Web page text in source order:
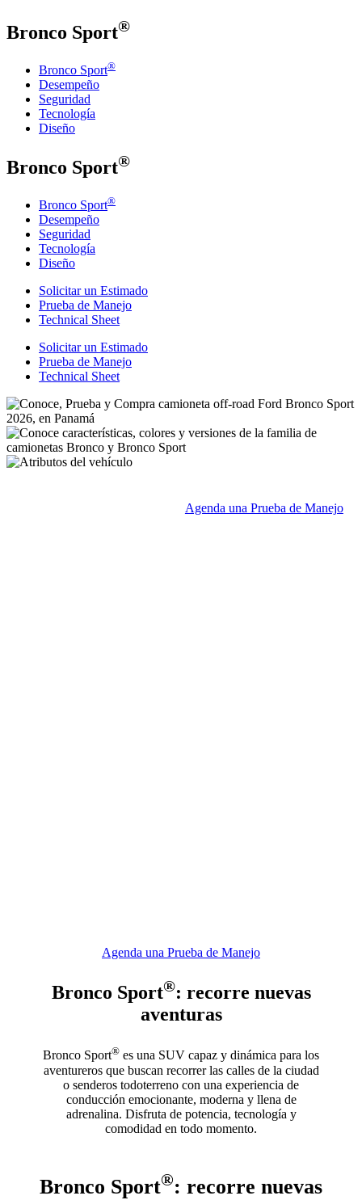
Bronco Sport®
Bronco Sport®
Desempeño
Seguridad
Tecnología
Diseño
Bronco Sport®
Bronco Sport®
Desempeño
Seguridad
Tecnología
Diseño
Solicitar un Estimado
Prueba de Manejo
Technical Sheet
Solicitar un Estimado
Prueba de Manejo
Technical Sheet
Agenda una Prueba de Manejo
Agenda una Prueba de Manejo
Bronco Sport®: recorre nuevas
aventuras
Bronco Sport® es una SUV capaz y dinámica para los
aventureros que buscan recorrer las calles de la ciudad
o senderos todoterreno con una experiencia de
conducción emocionante, moderna y llena de
adrenalina. Disfruta de potencia, tecnología y
comodidad en todo momento.
Bronco Sport®: recorre nuevas